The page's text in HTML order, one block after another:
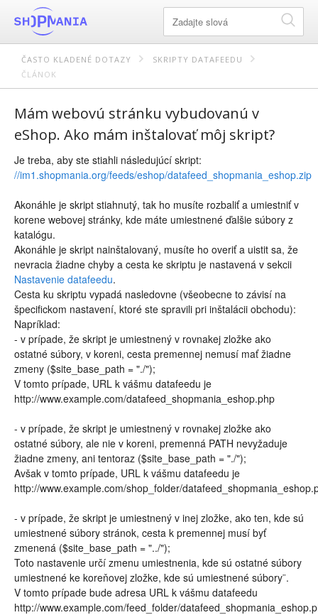
ČASTO KLADENÉ DOTAZY
SKRIPTY DATAFEEDU
ČLÁNOK
Mám webovú stránku vybudovanú v
eShop. Ako mám inštalovať môj skript?
Je treba, aby ste stiahli následujúcí skript:
//im1.shopmania.org/feeds/eshop/datafeed_shopmania_eshop.zip
Akonáhle je skript stiahnutý, tak ho musíte rozbaliť a umiestniť v
korene webovej stránky, kde máte umiestnené ďalšie súbory z
katalógu.
Akonáhle je skript nainštalovaný, musíte ho overiť a uistit sa, že
nevracia žiadne chyby a cesta ke skriptu je nastavená v sekcii
Nastavenie datafeedu.
Cesta ku skriptu vypadá nasledovne (všeobecne to závisí na
špecifickom nastavení, ktoré ste spravili pri inštalácii obchodu):
Napríklad:
- v prípade, že skript je umiestnený v rovnakej zložke ako
ostatné súbory, v koreni, cesta premennej nemusí mať žiadne
zmeny ($site_base_path = "./");
V tomto prípade, URL k vášmu datafeedu je
http://www.example.com/datafeed_shopmania_eshop.php
- v prípade, že skript je umiestnený v rovnakej zložke ako
ostatné súbory, ale nie v koreni, premenná PATH nevyžaduje
žiadne zmeny, ani tentoraz ($site_base_path = "./");
Avšak v tomto prípade, URL k vášmu datafeedu je
http://www.example.com/shop_folder/
- v prípade, že skript je umiestnený v inej zložke, ako ten, kde sú
umiestnené súbory stránok, cesta k premennej musí byť
zmenená ($site_base_path = "../");
Toto nastavenie určí zmenu umiestnenia, kde sú ostatné súbory
umiestnené ke koreňovej zložke, kde sú umiestnené súbory¨.
V tomto prípade bude adresa URL k vášmu datafeedu
http://www.example.com/feed_folder/